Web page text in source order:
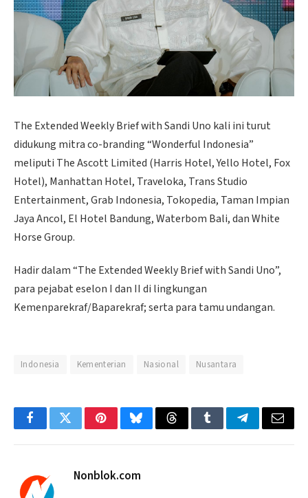
The Extended Weekly Brief with Sandi Uno kali ini turut
didukung mitra co-branding “Wonderful Indonesia”
meliputi The Ascott Limited (Harris Hotel, Yello Hotel, Fox
Hotel), Manhattan Hotel, Traveloka, Trans Studio
Entertainment, Grab Indonesia, Tokopedia, Taman Impian
Jaya Ancol, El Hotel Bandung, Waterbom Bali, dan White
Horse Group.
Hadir dalam “The Extended Weekly Brief with Sandi Uno”,
para pejabat eselon I dan II di lingkungan
Kemenparekraf/Baparekraf; serta para tamu undangan.
Indonesia Kementerian Nasional Nusantara
FacebookTwitterPinterestBlueskyThreadsTumblrTelegramEmail
Nonblok.com